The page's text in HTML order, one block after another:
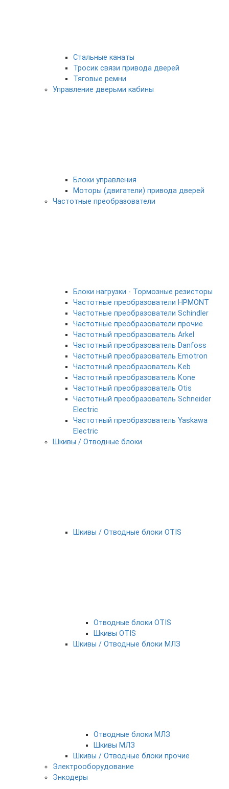
Стальные канаты
Тросик связи привода дверей
Тяговые ремни
Управление дверьми кабины
Блоки управления
Моторы (двигатели) привода дверей
Частотные преобразователи
Блоки нагрузки - Тормозные резисторы
Частотные преобразователи HPMONT
Частотные преобразователи Schindler
Частотные преобразователи прочие
Частотный преобразователь Arkel
Частотный преобразователь Danfoss
Частотный преобразователь Emotron
Частотный преобразователь Keb
Частотный преобразователь Kone
Частотный преобразователь Otis
Частотный преобразователь Schneider
Electric
Частотный преобразователь Yaskawa
Electric
Шкивы / Отводные блоки
Шкивы / Отводные блоки OTIS
Отводные блоки OTIS
Шкивы OTIS
Шкивы / Отводные блоки МЛЗ
Отводные блоки МЛЗ
Шкивы МЛЗ
Шкивы / Отводные блоки прочие
Электрооборудование
Энкодеры